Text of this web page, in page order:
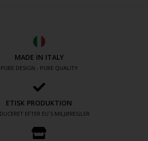
MADE IN ITALY
PURE DESIGN - PURE QUALITY
ETISK PRODUKTION
EFTER EU´S MILJØREGLER